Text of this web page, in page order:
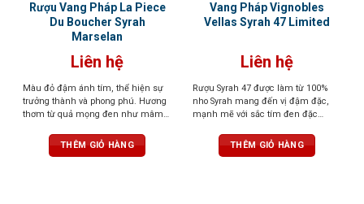
Rượu Vang Pháp La Piece
Du Boucher Syrah
Marselan
Liên hệ
Màu đỏ đậm ánh tím, thể hiện sự
trưởng thành và phong phú. Hương
thơm từ quả mọng đen như mâm
phê và vani. Vị rượu mạnh mẽ với
tannin mềm mại, hậu vị dài và ấm
THÊM GIỎ HÀNG
Vang Pháp Vignobles
Vellas Syrah 47 Limited
Liên hệ
Rượu Syrah 47 được làm từ 100%
nho Syrah mang đến vị đậm đặc,
mạnh mẽ với sắc tím đen đặc
quả đen như mận, mâm xôi, anh
đào. Sau đó, đến mùi vị sắc nét hơn
THÊM GIỎ HÀNG